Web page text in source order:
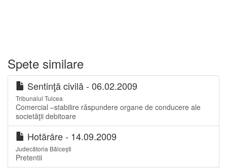
Spete similare
Sentinţă civilă - 06.02.2009
Tribunalul Tulcea
Comercial –stabilire răspundere organe de conducere ale
societăţii debitoare
Hotărâre - 14.09.2009
Judecătoria Bălcești
Pretentii